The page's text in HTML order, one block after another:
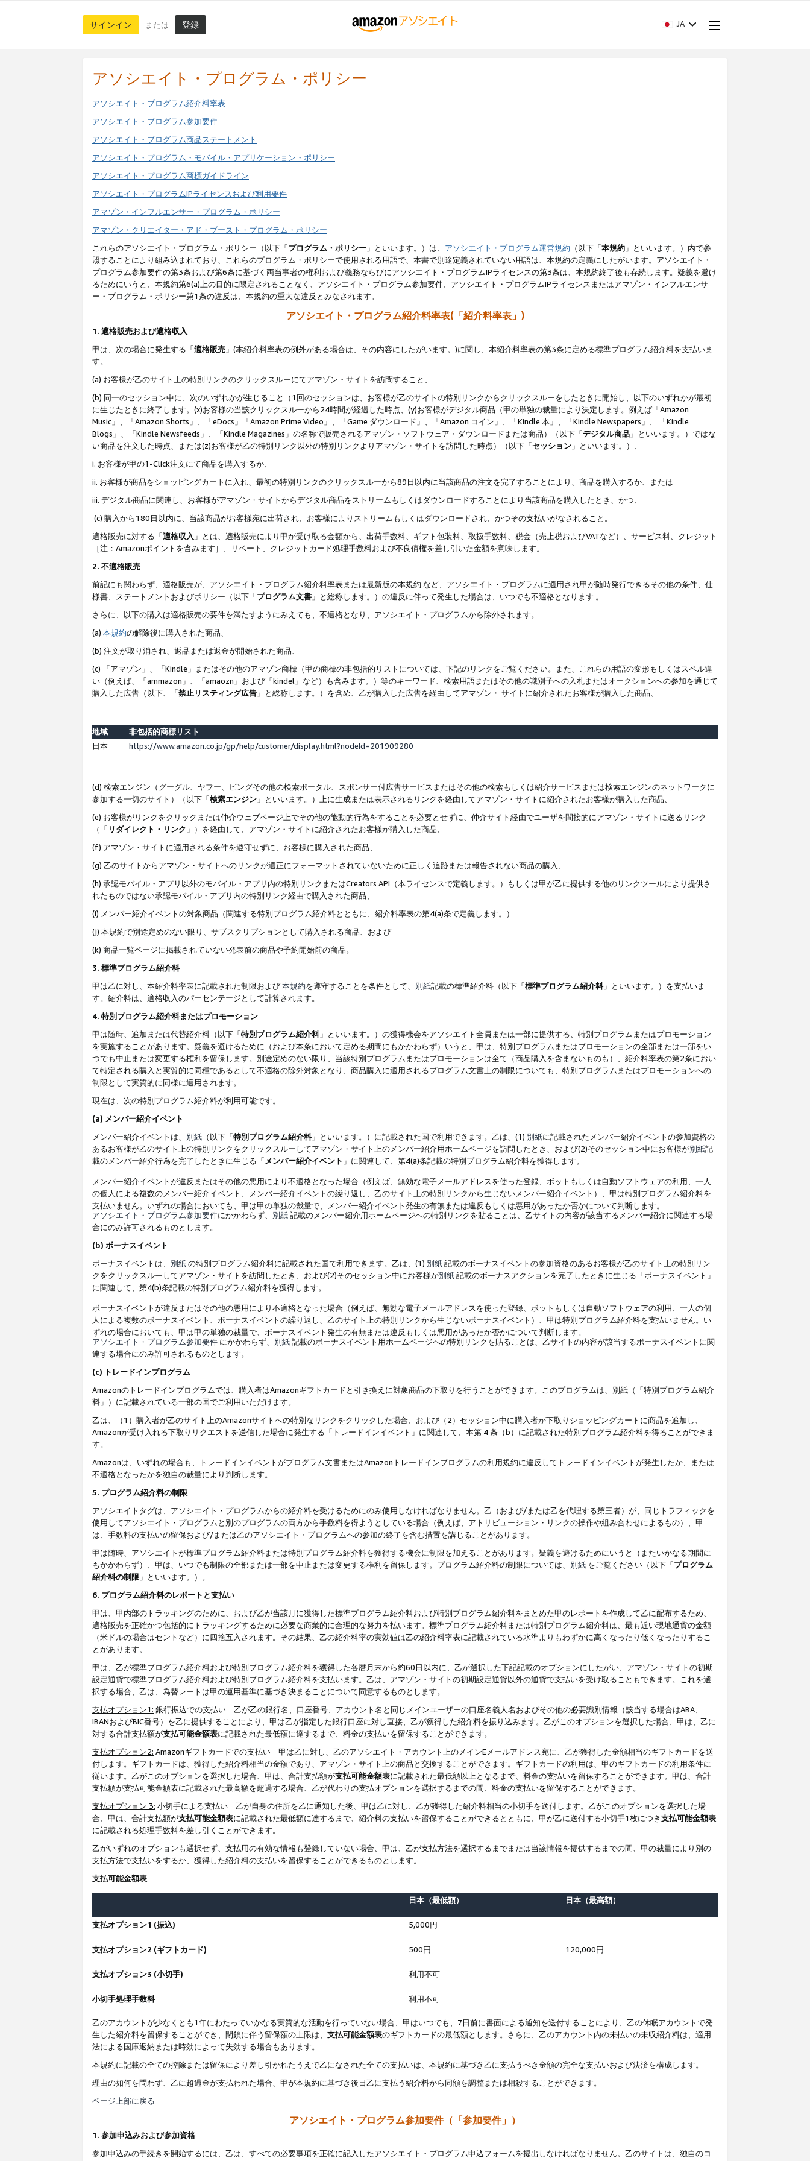
サインイン または 登録 JA
アソシエイト・プログラム・ポリシー
アソシエイト・プログラム紹介料率表
アソシエイト・プログラム参加要件
アソシエイト・プログラム商品ステートメント
アソシエイト・プログラム・モバイル・アプリケーション・ポリシー
アソシエイト・プログラム商標ガイドライン
アソシエイト・プログラムIPライセンスおよび利用要件
アマゾン・インフルエンサー・プログラム・ポリシー
アマゾン・クリエイター・アド・ブースト・プログラム・ポリシー
これらのアソシエイト・プログラム・ポリシー（以下「プログラム・ポリシー 」といいます。）は、 アソシエイト・プログラム運営規約 （以下「本規約 」といいます。）内で参
照することにより組み込まれており、これらのプログラム・ポリシーで使用される用語で、本書で別途定義されていない用語は、本規約の定義にしたがいます。アソシエイト・
プログラム参加要件の第3条および第6条に基づく両当事者の権利および義務ならびにアソシエイト・プログラムIPライセンスの第3条は、本規約終了後も存続します。疑義を避け
るためにいうと、本規約第6(a)上の目的に限定されることなく、アソシエイト・プログラム参加要件、アソシエイト・プログラムIPライセンスまたはアマゾン・インフルエンサ
ー・プログラム・ポリシー第1条の違反は、本規約の重大な違反とみなされます。
アソシエイト・プログラム紹介料率表(「紹介料率表」)
1. 適格販売および適格収入
甲は、次の場合に発生する「適格販売 」(本紹介料率表の例外がある場合は、その内容にしたがいます。)に関し、本紹介料率表の第3条に定める標準プログラム紹介料を支払いま
す。
(a) お客様が乙のサイト上の特別リンクのクリックスルーにてアマゾン・サイトを訪問すること、
(b) 同一のセッション中に、次のいずれかが生じること（1回のセッションは、お客様が乙のサイトの特別リンクからクリックスルーをしたときに開始し、以下のいずれかが最初
に生じたときに終了します。(x)お客様の当該クリックスルーから24時間が経過した時点、(y)お客様がデジタル商品（甲の単独の裁量により決定します。例えば「Amazon
Music」、「Amazon Shorts」、「eDocs」「Amazon Prime Video」、「Game ダウンロード」、「Amazon コイン」、「Kindle 本」、「Kindle Newspapers」、 「Kindle
Blogs」、「Kindle Newsfeeds」、「Kindle Magazines」の名称で販売されるアマゾン・ソフトウェア・ダウンロードまたは商品）（以下「デジタル商品 」といいます。）ではな
い商品を注文した時点、または(z)お客様が乙の特別リンク以外の特別リンクよりアマゾン・サイトを訪問した時点）（以下「セッション 」といいます。）、
i. お客様が甲の1-Click注文にて商品を購入するか、
ii. お客様が商品をショッピングカートに入れ、最初の特別リンクのクリックスルーから89日以内に当該商品の注文を完了することにより、商品を購入するか、または
iii. デジタル商品に関連し、お客様がアマゾン・サイトからデジタル商品をストリームもしくはダウンロードすることにより当該商品を購入したとき、かつ、
(c) 購入から180日以内に、当該商品がお客様宛に出荷され、お客様によりストリームもしくはダウンロードされ、かつその支払いがなされること。
適格販売に対する「適格収入 」とは、適格販売により甲が受け取る金額から、出荷手数料、ギフト包装料、取扱手数料、税金（売上税およびVATなど）、サービス料、クレジット
［注：Amazonポイントを含みます］、リベート、クレジットカード処理手数料および不良債権を差し引いた金額を意味します。
2. 不適格販売
前記にも関わらず、適格販売が、アソシエイト・プログラム紹介料率表または最新版の本規約 など、アソシエイト・プログラムに適用され甲が随時発行できるその他の条件、仕
様書、ステートメントおよびポリシー（以下「プログラム文書 」と総称します。）の違反に伴って発生した場合は、いつでも不適格となります 。
さらに、以下の購入は適格販売の要件を満たすようにみえても、不適格となり、アソシエイト・プログラムから除外されます。
(a) 本規約の解除後に購入された商品、
(b) 注文が取り消され、返品または返金が開始された商品、
(c) 「アマゾン」、「Kindle」またはその他のアマゾン商標（甲の商標の非包括的リストについては、下記のリンクをご覧ください。また、これらの用語の変形もしくはスペル違
い（例えば、「ammazon」、「amaozn」および「kindel」など）も含みます。）等のキーワード、検索用語またはその他の識別子への入札またはオークションへの参加を通じて
購入した広告（以下、「禁止リスティング広告 」と総称します。）を含め、乙が購入した広告を経由してアマゾン・ サイトに紹介されたお客様が購入した商品、
地域
非包括的商標リスト
日本
https://www.amazon.co.jp/gp/help/customer/display.html?nodeId=201909280
(d) 検索エンジン（グーグル、ヤフー、ビングその他の検索ポータル、スポンサー付広告サービスまたはその他の検索もしくは紹介サービスまたは検索エンジンのネットワークに
参加する一切のサイト）（以下「検索エンジン 」といいます。）上に生成または表示されるリンクを経由してアマゾン・サイトに紹介されたお客様が購入した商品、
(e) お客様がリンクをクリックまたは仲介ウェブページ上でその他の能動的行為をすることを必要とせずに、仲介サイト経由でユーザを間接的にアマゾン・サイトに送るリンク
（「 リダイレクト・リンク 」）を経由して、アマゾン・サイトに紹介されたお客様が購入した商品、
(f) アマゾン・サイトに適用される条件を遵守せずに、お客様に購入された商品、
(g) 乙のサイトからアマゾン・サイトへのリンクが適正にフォーマットされていないために正しく追跡または報告されない商品の購入、
(h) 承認モバイル・アプリ以外のモバイル・アプリ内の特別リンクまたはCreators API（本ライセンスで定義します。）もしくは甲が乙に提供する他のリンクツールにより提供さ
れたものではない承認モバイル・アプリ内の特別リンク経由で購入された商品、
(i) メンバー紹介イベントの対象商品（関連する特別プログラム紹介料とともに、紹介料率表の第4(a)条で定義します。）
(j) 本規約で別途定めのない限り、サブスクリプションとして購入される商品、および
(k) 商品一覧ページに掲載されていない発表前の商品や予約開始前の商品。
3. 標準プログラム紹介料
甲は乙に対し、本紹介料率表に記載された制限および本規約を遵守することを条件として、 別紙記載の標準紹介料（以下「標準プログラム紹介料」といいます。）を支払いま
す。紹介料は、適格収入のパーセンテージとして計算されます。
4. 特別プログラム紹介料またはプロモーション
甲は随時、追加または代替紹介料（以下「特別プログラム紹介料」といいます。）の獲得機会をアソシエイト全員または一部に提供する、特別プログラムまたはプロモーション
を実施することがあります。疑義を避けるために（および本条において定める期間にもかかわらず）いうと、甲は、特別プログラムまたはプロモーションの全部または一部をい
つでも中止または変更する権利を留保します。別途定めのない限り、当該特別プログラムまたはプロモーションは全て（商品購入を含まないものも）、紹介料率表の第2条におい
て特定される購入と実質的に同種であるとして不適格の除外対象となり、商品購入に適用されるプログラム文書上の制限についても、特別プログラムまたはプロモーションへの
制限として実質的に同様に適用されます。
現在は、次の特別プログラム紹介料が利用可能です。
(a) メンバー紹介イベント
メンバー紹介イベントは、 別紙 （以下「特別プログラム紹介料」といいます。）に記載された国で利用できます。乙は、(1) 別紙に記載されたメンバー紹介イベントの参加資格の
あるお客様が乙のサイト上の特別リンクをクリックスルーしてアマゾン・サイト上のメンバー紹介用ホームページを訪問したとき、および(2)そのセッション中にお客様が別紙記
載のメンバー紹介行為を完了したときに生じる「 メンバー紹介イベント 」に関連して、第4(a)条記載の特別プログラム紹介料を獲得します。
メンバー紹介イベントが違反またはその他の悪用により不適格となった場合（例えば、無効な電子メールアドレスを使った登録、ボットもしくは自動ソフトウェアの利用、一人
の個人による複数のメンバー紹介イベント、メンバー紹介イベントの繰り返し、乙のサイト上の特別リンクから生じないメンバー紹介イベント）、甲は特別プログラム紹介料を
支払いません。いずれの場合においても、甲は甲の単独の裁量で、メンバー紹介イベント発生の有無または違反もしくは悪用があったか否かについて判断します。
アソシエイト・プログラム参加要件にかかわらず、 別紙記載のメンバー紹介用ホームページへの特別リンクを貼ることは、乙サイトの内容が該当するメンバー紹介に関連する場
合にのみ許可されるものとします。
(b) ボーナスイベント
ボーナスイベントは、 別紙の特別プログラム紹介料に記載された国で利用できます。乙は、(1) 別紙記載のボーナスイベントの参加資格のあるお客様が乙のサイト上の特別リン
クをクリックスルーしてアマゾン・サイトを訪問したとき、および(2)そのセッション中にお客様が別紙記載のボーナスアクションを完了したときに生じる「ボーナスイベント」
に関連して、第4(b)条記載の特別プログラム紹介料を獲得します。
ボーナスイベントが違反またはその他の悪用により不適格となった場合（例えば、無効な電子メールアドレスを使った登録、ボットもしくは自動ソフトウェアの利用、一人の個
人による複数のボーナスイベント、ボーナスイベントの繰り返し、乙のサイト上の特別リンクから生じないボーナスイベント）、甲は特別プログラム紹介料を支払いません。い
ずれの場合においても、甲は甲の単独の裁量で、ボーナスイベント発生の有無または違反もしくは悪用があったか否かについて判断します。
アソシエイト・プログラム参加要件 にかかわらず、 別紙記載のボーナスイベント用ホームページへの特別リンクを貼ることは、乙サイトの内容が該当するボーナスイベントに関
連する場合にのみ許可されるものとします。
(c) トレードインプログラム
Amazonのトレードインプログラムでは、購入者はAmazonギフトカードと引き換えに対象商品の下取りを行うことができます。このプログラムは、別紙（「特別プログラム紹介
料」）に記載されている一部の国でご利用いただけます。
乙は、（1）購入者が乙のサイト上のAmazonサイトへの特別なリンクをクリックした場合、および（2）セッション中に購入者が下取りショッピングカートに商品を追加し、
Amazonが受け入れる下取りリクエストを送信した場合に発生する「トレードインイベント」に関連して、本第 4 条（b）に記載された特別プログラム紹介料を得ることができま
す。
Amazonは、いずれの場合も、トレードインイベントがプログラム文書またはAmazonトレードインプログラムの利用規約に違反してトレードインイベントが発生したか、または
不適格となったかを独自の裁量により判断します。
5. プログラム紹介料の制限
アソシエイトタグは、アソシエイト・プログラムからの紹介料を受けるためにのみ使用しなければなりません。乙（および/または乙を代理する第三者）が、同じトラフィックを
使用してアソシエイト・プログラムと別のプログラムの両方から手数料を得ようとしている場合（例えば、アトリビューション・リンクの操作や組み合わせによるもの）、甲
は、手数料の支払いの留保および/または乙のアソシエイト・プログラムへの参加の終了を含む措置を講じることがあります。
甲は随時、アソシエイトが標準プログラム紹介料または特別プログラム紹介料を獲得する機会に制限を加えることがあります。疑義を避けるためにいうと（またいかなる期間に
もかかわらず）、甲は、いつでも制限の全部または一部を中止または変更する権利を留保します。プログラム紹介料の制限については、 別紙 をご覧ください（以下「プログラム
紹介料の制限 」といいます。）。
6. プログラム紹介料のレポートと支払い
甲は、甲内部のトラッキングのために、および乙が当該月に獲得した標準プログラム紹介料および特別プログラム紹介料をまとめた甲のレポートを作成して乙に配布するため、
適格販売を正確かつ包括的にトラッキングするために必要な商業的に合理的な努力を払います。標準プログラム紹介料または特別プログラム紹介料は、最も近い現地通貨の金額
（米ドルの場合はセントなど）に四捨五入されます。その結果、乙の紹介料率の実効値は乙の紹介料率表に記載されている水準よりもわずかに高くなったり低くなったりするこ
とがあります。
甲は、乙が標準プログラム紹介料および特別プログラム紹介料を獲得した各暦月末から約60日以内に、乙が選択した下記記載のオプションにしたがい、アマゾン・サイトの初期
設定通貨で標準プログラム紹介料および特別プログラム紹介料を支払います。乙は、アマゾン・サイトの初期設定通貨以外の通貨で支払いを受け取ることもできます。これを選
択する場合、乙は、為替レートは甲の運用基準に基づき決まることについて同意するものとします。
支払オプション1: 銀行振込での支払い 乙が乙の銀行名、口座番号、アカウント名と同じメインユーザーの口座名義人名およびその他の必要識別情報（該当する場合はABA、
IBANおよびBIC番号）を乙に提供することにより、甲は乙が指定した銀行口座に対し直接、乙が獲得した紹介料を振り込みます。乙がこのオプションを選択した場合、甲は、乙に
対する合計支払額が支払可能金額表に記載された最低額に達するまで、料金の支払いを留保することができます。
支払オプション2: Amazonギフトカードでの支払い 甲は乙に対し、乙のアソシエイト・アカウント上のメインEメールアドレス宛に、乙が獲得した金額相当のギフトカードを送
付します。ギフトカードは、獲得した紹介料相当の金額であり、アマゾン・サイト上の商品と交換することができます。ギフトカードの利用は、甲のギフトカードの利用条件に
従います。乙がこのオプションを選択した場合、甲は、合計支払額が支払可能金額表に記載された最低額以上となるまで、料金の支払いを留保することができます。甲は、合計
支払額が支払可能金額表に記載された最高額を超過する場合、乙が代わりの支払オプションを選択するまでの間、料金の支払いを留保することができます。
支払オプション 3: 小切手による支払い 乙が自身の住所を乙に通知した後、甲は乙に対し、乙が獲得した紹介料相当の小切手を送付します。乙がこのオプションを選択した場
合、甲は、合計支払額が支払可能金額表に記載された最低額に達するまで、紹介料の支払いを留保することができるとともに、甲が乙に送付する小切手1枚につき支払可能金額表
に記載される処理手数料を差し引くことができます。
乙がいずれのオプションも選択せず、支払用の有効な情報も登録していない場合、甲は、乙が支払方法を選択するまでまたは当該情報を提供するまでの間、甲の裁量により別の
支払方法で支払いをするか、獲得した紹介料の支払いを留保することができるものとします。
支払可能金額表
日本（最低額） 日本（最高額）
支払オプション1 (振込) 5,000円
支払オプション2 (ギフトカード) 500円 120,000円
支払オプション3 (小切手) 利用不可
小切手処理手数料 利用不可
乙のアカウントが少なくとも1年にわたっていかなる実質的な活動を行っていない場合、甲はいつでも、7日前に書面による通知を送付することにより、乙の休眠アカウントで発
生した紹介料を留保することができ、閉鎖に伴う留保額の上限は、 支払可能金額表のギフトカードの最低額とします。さらに、乙のアカウント内の未払いの未収紹介料は、適用
法による国庫返納または時効によって失効する場合もあります。
本規約に記載の全ての控除または留保により差し引かれたうえで乙になされた全ての支払いは、本規約に基づき乙に支払うべき金額の完全な支払いおよび決済を構成します。
理由の如何を問わず、乙に超過金が支払われた場合、甲が本規約に基づき後日乙に支払う紹介料から同額を調整または相殺することができます。
ページ上部に戻る
アソシエイト・プログラム参加要件（「参加要件」）
1. 参加申込みおよび参加資格
参加申込みの手続きを開始するには、乙は、すべての必要事項を正確に記入したアソシエイト・プログラム申込フォームを提出しなければなりません。乙のサイトは、独自のコ